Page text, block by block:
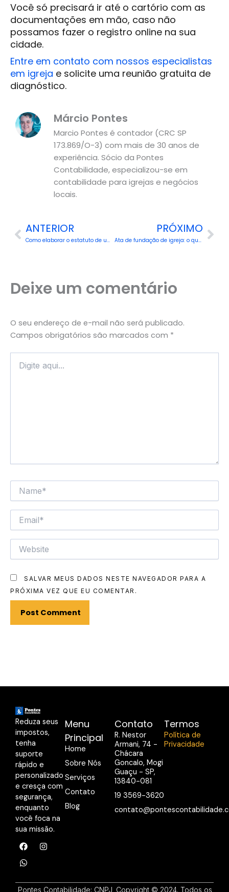
Você só precisará ir até o cartório com as
documentações em mão, caso não
possamos fazer o registro online na sua
cidade.
Entre em contato com nossos especialistas
em igreja e solicite uma reunião gratuita de
diagnóstico.
Márcio Pontes
Marcio Pontes é contador (CRC SP
173.869/O-3) com mais de 30 anos de
experiência. Sócio da Pontes
Contabilidade, especializou-se em
contabilidade para igrejas e negócios
locais.
Prev
ANTERIOR
Como elaborar o estatuto de uma igreja evangélica
PRÓXIMO
Ata de fundação de igreja: o que é e como fazer
Deixe um comentário
O seu endereço de e-mail não será publicado.
Campos obrigatórios são marcados com *
AQUI...
SALVAR MEUS DADOS NESTE NAVEGADOR PARA A
PRÓXIMA VEZ QUE EU COMENTAR.
Reduza seus
impostos,
tenha
suporte
rápido e
personalizado
e cresça com
segurança,
enquanto
você foca na
sua missão.
F
a
c
e
o
I
n
g
W
h
a
t
a
Menu
Principal
Home
Sobre Nós
Serviços
Contato
Blog
Contato
R. Nestor
Armani, 74 -
Chácara
Goncalo, Mogi
Guaçu - SP,
13840-081
19 3569-3620
Termos
Política de
Privacidade
Pontes Contabilidade: CNPJ Copyright © 2024. Todos os